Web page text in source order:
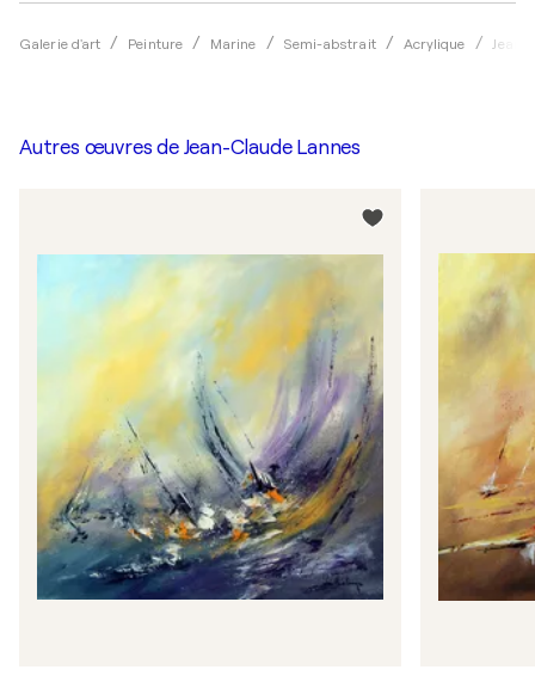
Galerie d'art Peinture Marine Semi-abstrait Acrylique Jean-
Autres œuvres de Jean-Claude Lannes